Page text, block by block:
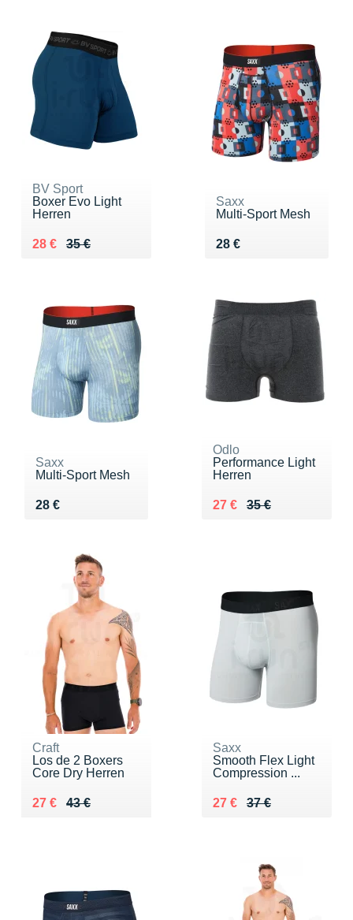
BV Sport
Boxer Evo Light
Herren
35 €
Au lieu de 35 €
28 €
Vendu 28 €
Saxx
Multi-Sport Mesh
28 €
Vendu 28 €
Saxx
Multi-Sport Mesh
28 €
Vendu 28 €
Odlo
Performance Light
Herren
35 €
Au lieu de 35 €
27 €
Vendu 27 €
Craft
Los de 2 Boxers
Core Dry Herren
43 €
Au lieu de 43 €
27 €
Vendu 27 €
Saxx
Smooth Flex Light
Compression ...
37 €
Au lieu de 37 €
27 €
Vendu 27 €